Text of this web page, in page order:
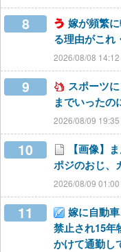
8
嫁が頻繁
る理由がこれ
2026/08/08 14:12
9
スポーツ
までいったの
2026/08/09 19:35
10
【画像】
ポジのおじ、
2026/08/09 01:00
11
嫁に自動
禁止され15年
かけて通勤し